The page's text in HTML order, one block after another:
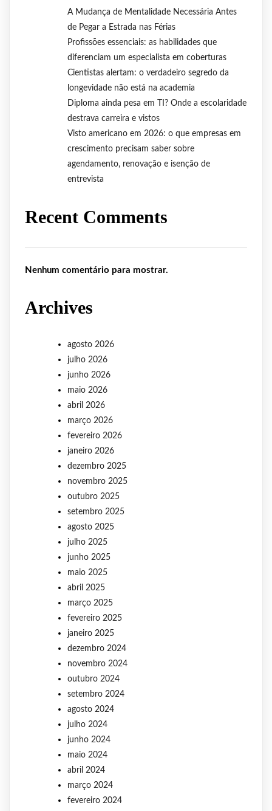
A Mudança de Mentalidade Necessária Antes
de Pegar a Estrada nas Férias
Profissões essenciais: as habilidades que
diferenciam um especialista em coberturas
Cientistas alertam: o verdadeiro segredo da
longevidade não está na academia
Diploma ainda pesa em TI? Onde a escolaridade
destrava carreira e vistos
Visto americano em 2026: o que empresas em
crescimento precisam saber sobre
agendamento, renovação e isenção de
entrevista
Recent Comments
Nenhum comentário para mostrar.
Archives
agosto 2026
julho 2026
junho 2026
maio 2026
abril 2026
março 2026
fevereiro 2026
janeiro 2026
dezembro 2025
novembro 2025
outubro 2025
setembro 2025
agosto 2025
julho 2025
junho 2025
maio 2025
abril 2025
março 2025
fevereiro 2025
janeiro 2025
dezembro 2024
novembro 2024
outubro 2024
setembro 2024
agosto 2024
julho 2024
junho 2024
maio 2024
abril 2024
março 2024
fevereiro 2024